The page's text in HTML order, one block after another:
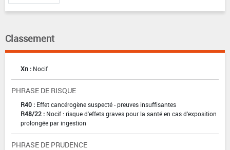
Classement
Xn : Nocif
PHRASE DE RISQUE
R40 : Effet cancérogène suspecté - preuves insuffisantes
R48/22 : Nocif : risque d'effets graves pour la santé en cas d'exposition
prolongée par ingestion
PHRASE DE PRUDENCE